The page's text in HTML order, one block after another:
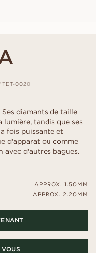
0020
diamants de taille
tandis que ses
fois puissante et
d'apparat ou comme
avec d'autres bagues.
APPROX. 1.50MM
APPROX. 2.20MM
VOUS